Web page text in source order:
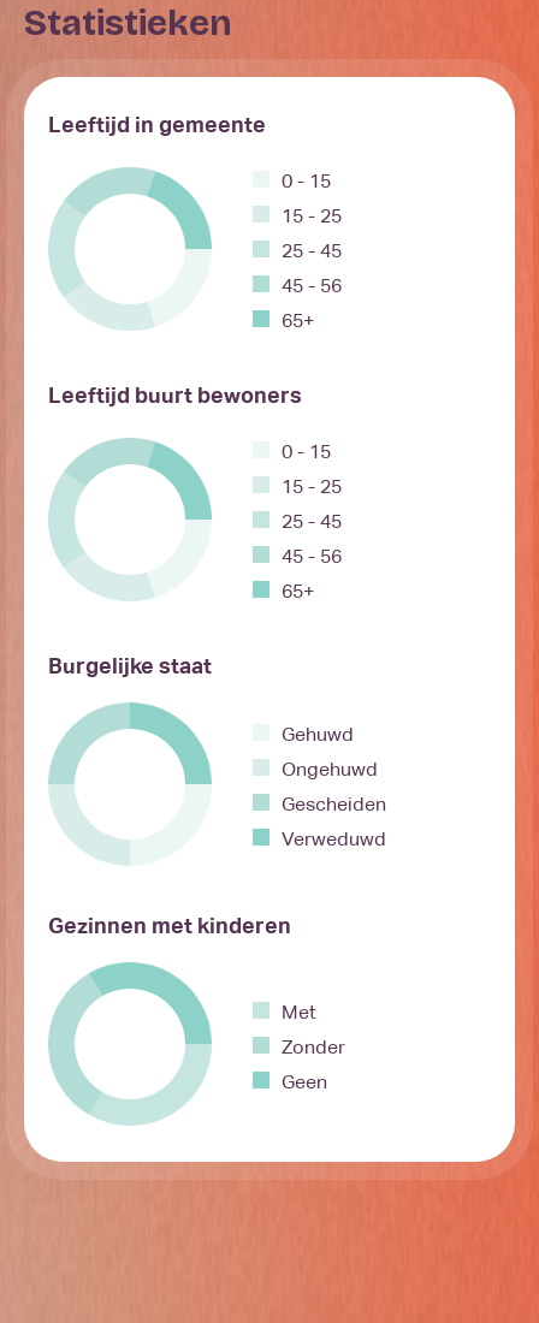
Statistieken
Leeftijd in gemeente
0 - 15
15 - 25
25 - 45
45 - 56
65+
Leeftijd buurt bewoners
0 - 15
15 - 25
25 - 45
45 - 56
65+
Burgelijke staat
Gehuwd
Ongehuwd
Gescheiden
Verweduwd
Gezinnen met kinderen
Met
Zonder
Geen